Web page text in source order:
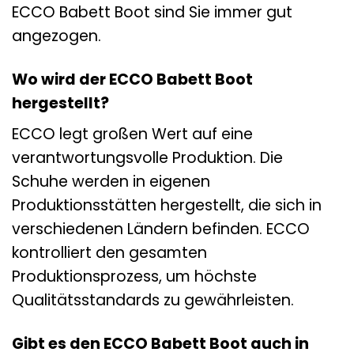
ECCO Babett Boot sind Sie immer gut
angezogen.
Wo wird der ECCO Babett Boot
hergestellt?
ECCO legt großen Wert auf eine
verantwortungsvolle Produktion. Die
Schuhe werden in eigenen
Produktionsstätten hergestellt, die sich in
verschiedenen Ländern befinden. ECCO
kontrolliert den gesamten
Produktionsprozess, um höchste
Qualitätsstandards zu gewährleisten.
Gibt es den ECCO Babett Boot auch in